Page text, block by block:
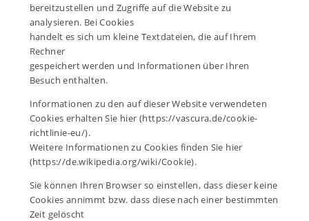
bereitzustellen und Zugriffe auf die Website zu
analysieren. Bei Cookies
handelt es sich um kleine Textdateien, die auf Ihrem
Rechner
gespeichert werden und Informationen über Ihren
Besuch enthalten.
Informationen zu den auf dieser Website verwendeten
Cookies erhalten Sie hier (https://vascura.de/cookie-
richtlinie-eu/).
Weitere Informationen zu Cookies finden Sie hier
(https://de.wikipedia.org/wiki/Cookie).
Sie können Ihren Browser so einstellen, dass dieser keine
Cookies annimmt bzw. dass diese nach einer bestimmten
Zeit gelöscht